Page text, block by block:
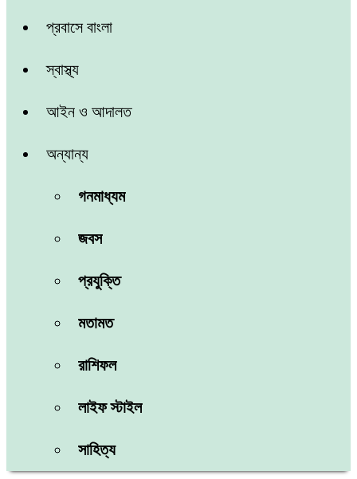
প্রবাসে বাংলা
স্বাস্থ্য
আইন ও আদালত
অন্যান্য
গনমাধ্যম
জবস
প্রযুক্তি
মতামত
রাশিফল
লাইফ স্টাইল
সাহিত্য